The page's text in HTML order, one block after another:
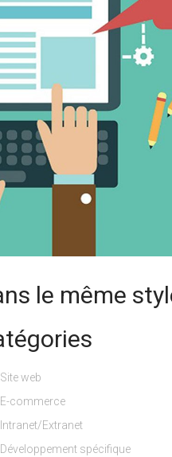
le même
Site web
E-commerce
Intranet/Extranet
Développement spécifique